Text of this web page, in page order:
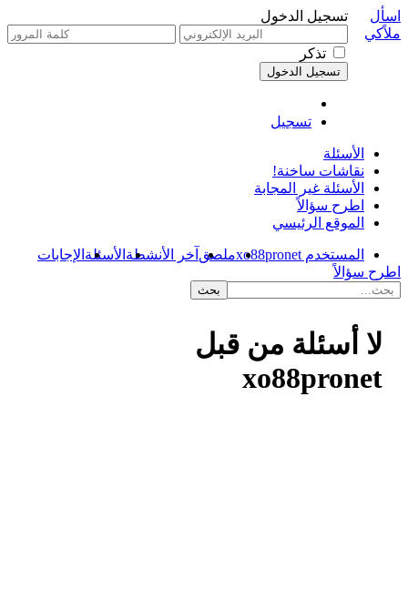
تسجيل الدخول
تذكر
تسجيل
اسأل
ملاًكي
الأسئلة
نقاشات ساخنة!
الأسئلة غير المجابة
اطرح سؤالاً
الموقع الرئيسي
المستخدم xo88pronet ملصق آخر الأنشطة الأسئلة الإجابات
اطرح سؤالاً
لا أسئلة من قبل
xo88pronet